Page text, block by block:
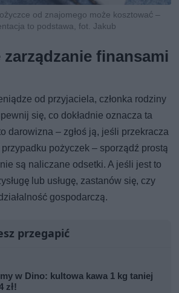
od znajomego może kosztować –
to podstawa, fot. Jakub
zarządzanie finansami
od przyjaciela, członka rodziny
się, co dokładnie oznacza ta
darowizna – zgłoś ją, jeśli przekracza
pożyczek – sporządź prostą
są naliczane odsetki. A jeśli jest to
lub usługę, zastanów się, czy
gospodarczą.
przegapić
w Dino: kultowa kawa 1 kg taniej
zł!